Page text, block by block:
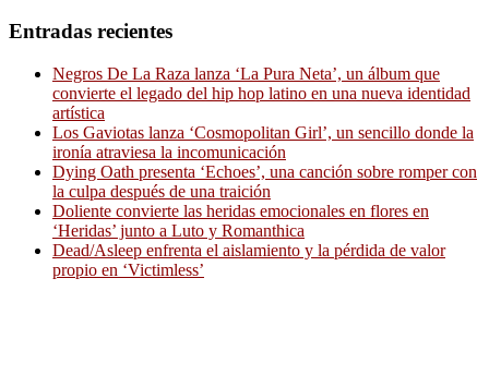
Entradas recientes
Negros De La Raza lanza ‘La Pura Neta’, un álbum que
convierte el legado del hip hop latino en una nueva identidad
artística
Los Gaviotas lanza ‘Cosmopolitan Girl’, un sencillo donde la
ironía atraviesa la incomunicación
Dying Oath presenta ‘Echoes’, una canción sobre romper con
la culpa después de una traición
Doliente convierte las heridas emocionales en flores en
‘Heridas’ junto a Luto y Romanthica
Dead/Asleep enfrenta el aislamiento y la pérdida de valor
propio en ‘Victimless’